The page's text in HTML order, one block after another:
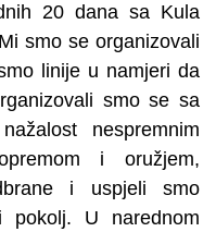
20 dana sa Kula
smo se organizovali
linije u namjeri da
smo se sa
nespremnim
i oružjem,
i uspjeli smo
U narednom